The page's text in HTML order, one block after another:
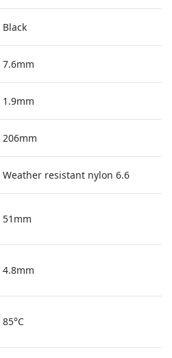
Black
7.6mm
1.9mm
206mm
Weather resistant nylon 6.6
51mm
4.8mm
85°C